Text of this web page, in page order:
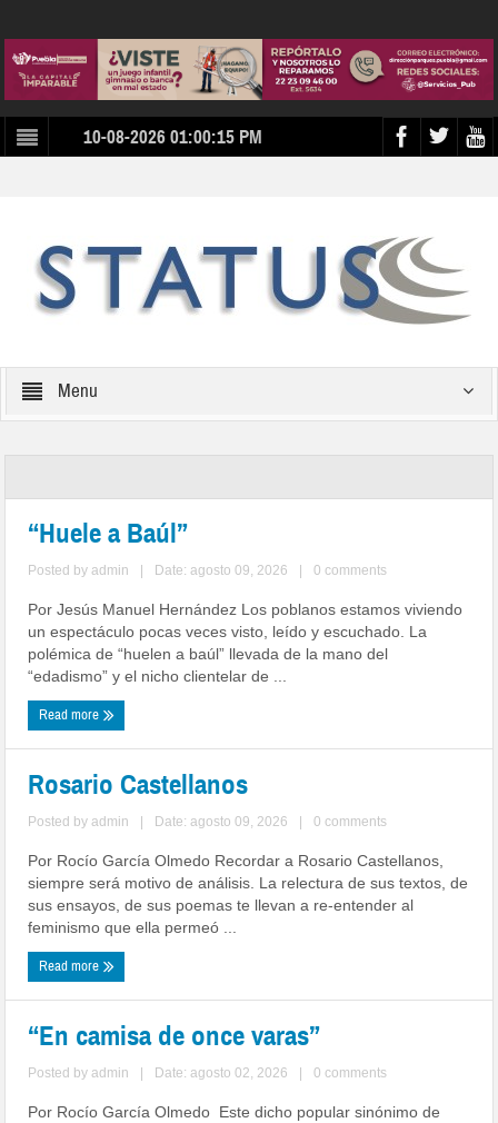
10-08-2026 01:00:15 PM
Menu
“Huele a Baúl”
Posted byadmin Date: agosto 09, 2026 0 comments
Por Jesús Manuel Hernández Los poblanos estamos viviendo
un espectáculo pocas veces visto, leído y escuchado. La
polémica de “huelen a baúl” llevada de la mano del
“edadismo” y el nicho clientelar de ...
Read more
Rosario Castellanos
Posted byadmin Date: agosto 09, 2026 0 comments
Por Rocío García Olmedo Recordar a Rosario Castellanos,
siempre será motivo de análisis. La relectura de sus textos, de
sus ensayos, de sus poemas te llevan a re-entender al
feminismo que ella permeó ...
Read more
“En camisa de once varas”
Posted byadmin Date: agosto 02, 2026 0 comments
Por Rocío García Olmedo Este dicho popular sinónimo de